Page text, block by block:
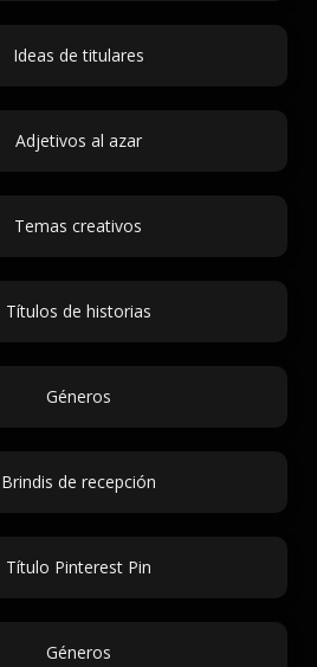
Ideas de titulares
Adjetivos al azar
Temas creativos
Títulos de historias
Géneros
Brindis de recepción
Título Pinterest Pin
Géneros